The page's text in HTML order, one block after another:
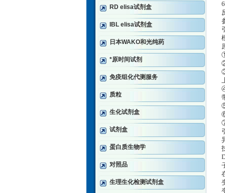
RD elisa试剂盒
IBL elisa试剂盒
日本WAKO和光纯药
*原时间试剂
免疫组化代测服务
质粒
生化试剂盒
试剂盒
蛋白质生物学
对照品
生理生化检测试剂盒